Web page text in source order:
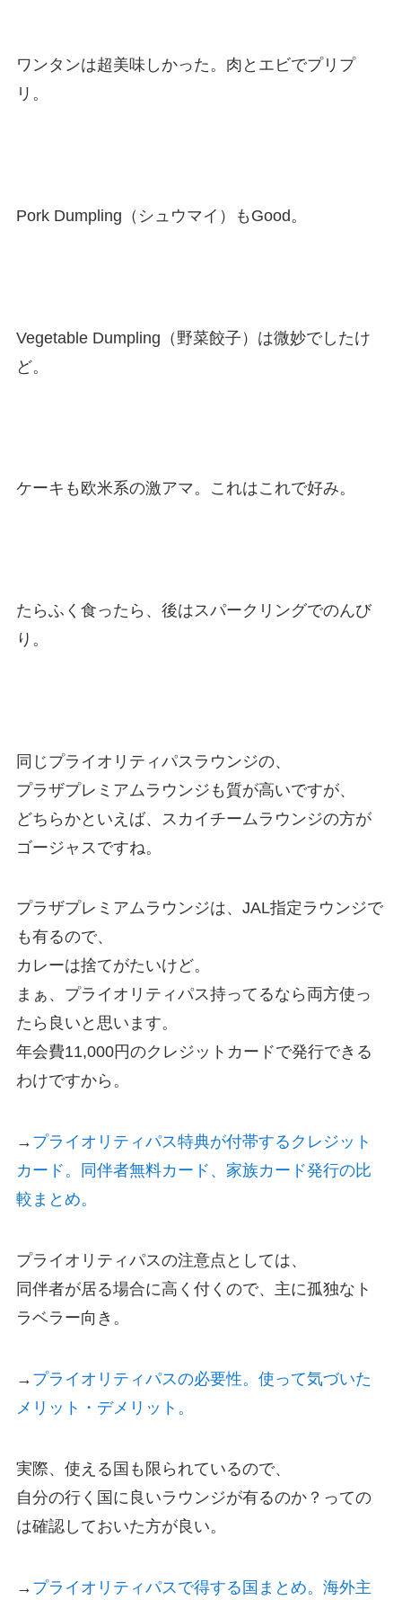
ワンタンは超美味しかった。肉とエビでプリプ
リ。
Pork Dumpling（シュウマイ）もGood。
Vegetable Dumpling（野菜餃子）は微妙でしたけ
ど。
ケーキも欧米系の激アマ。これはこれで好み。
たらふく食ったら、後はスパークリングでのんび
り。
同じプライオリティパスラウンジの、
プラザプレミアムラウンジも質が高いですが、
どちらかといえば、スカイチームラウンジの方が
ゴージャスですね。
プラザプレミアムラウンジは、JAL指定ラウンジで
も有るので、
カレーは捨てがたいけど。
まぁ、プライオリティパス持ってるなら両方使っ
たら良いと思います。
年会費11,000円のクレジットカードで発行できる
わけですから。
→ プライオリティパス特典が付帯するクレジット
カード。同伴者無料カード、家族カード発行の比
較まとめ。
プライオリティパスの注意点としては、
同伴者が居る場合に高く付くので、主に孤独なト
ラベラー向き。
→ プライオリティパスの必要性。使って気づいた
メリット・デメリット。
実際、使える国も限られているので、
自分の行く国に良いラウンジが有るのか？っての
は確認しておいた方が良い。
→ プライオリティパスで得する国まとめ。海外主